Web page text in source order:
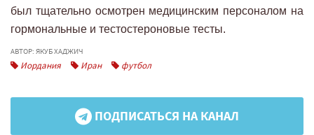
был тщательно осмотрен медицинским персоналом на
гормональные и тестостероновые тесты.
АВТОР: ЯКУБ ХАДЖИЧ
Иордания Иран футбол
ПОДПИСАТЬСЯ НА КАНАЛ